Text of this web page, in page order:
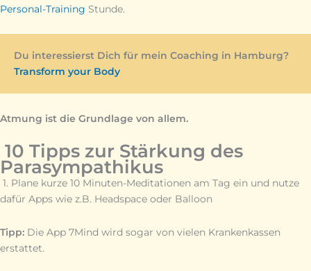
Personal-Training Stunde.
Du interessierst Dich für mein Coaching in Hamburg?
Transform your Body
Atmung ist die Grundlage von allem.
10 Tipps zur Stärkung des
Parasympathikus
1. Plane kurze 10 Minuten-Meditationen am Tag ein und nutze
dafür Apps wie z.B. Headspace oder Balloon
Tipp: Die App 7Mind wird sogar von vielen Krankenkassen
erstattet.